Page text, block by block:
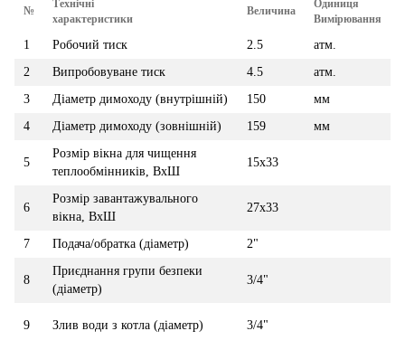
№
Технічні
характеристики
Величина
Одиниця
Вимірювання
1 Робочий тиск 2.5
атм.
2
Випробовуване тиск 4.5
атм.
3
Діаметр димоходу (внутрішній) 150
мм
4
Діаметр димоходу (зовнішній) 159 мм
5
Розмір вікна для чищення
теплообмінників, ВхШ
15х33
6
Розмір завантажувального
вікна, ВхШ
27х33
7 Подача/обратка (діаметр) 2"
8
Приєднання групи безпеки
(діаметр)
3/4"
9 Злив води з котла (діаметр) 3/4"